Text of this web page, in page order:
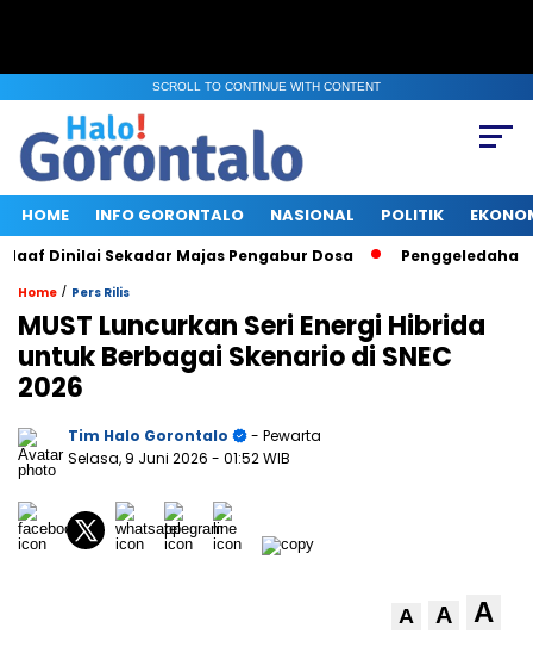
SCROLL TO CONTINUE WITH CONTENT
HOME INFO GORONTALO NASIONAL POLITIK
Dinilai Sekadar Majas Pengabur Dosa Penggeledahan
Home / Pers Rilis
MUST Luncurkan Seri Energi Hibrida
untuk Berbagai Skenario di SNEC
2026
Tim Halo Gorontalo
- Pewarta
Selasa, 9 Juni 2026 - 01:52 WIB
A A A